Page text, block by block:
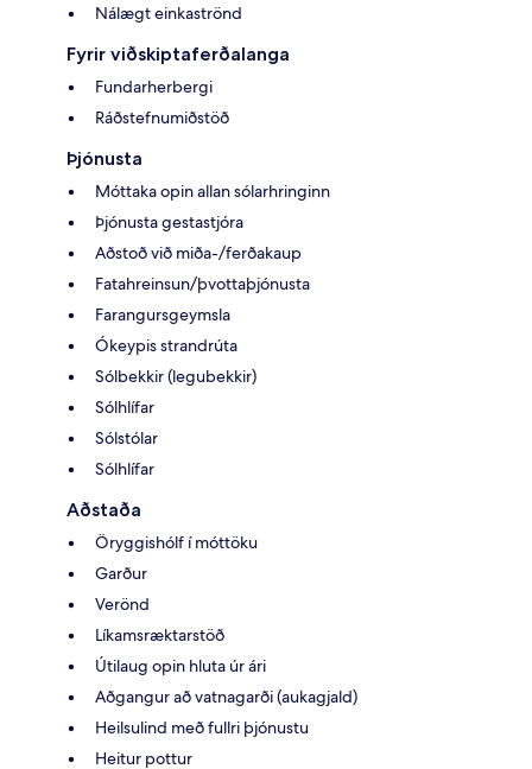
Nálægt einkaströnd
Fyrir viðskiptaferðalanga
Fundarherbergi
Ráðstefnumiðstöð
Þjónusta
Móttaka opin allan sólarhringinn
Þjónusta gestastjóra
Aðstoð við miða-/ferðakaup
Fatahreinsun/þvottaþjónusta
Farangursgeymsla
Ókeypis strandrúta
Sólbekkir (legubekkir)
Sólhlífar
Sólstólar
Sólhlífar
Aðstaða
Öryggishólf í móttöku
Garður
Verönd
Líkamsræktarstöð
Útilaug opin hluta úr ári
Aðgangur að vatnagarði (aukagjald)
Heilsulind með fullri þjónustu
Heitur pottur